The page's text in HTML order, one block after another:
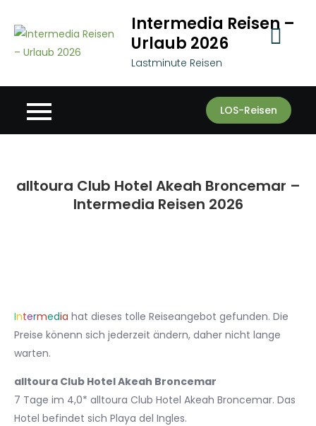
content
Intermedia Reisen –
Urlaub 2026
Lastminute Reisen
LOS-Reisen
alltoura Club Hotel Akeah Broncemar –
Intermedia Reisen 2026
Intermedia hat dieses tolle Reiseangebot gefunden. Die
Preise könenn sich jederzeit ändern, daher nicht lange
warten.
alltoura Club Hotel Akeah Broncemar
7 Tage im 4,0* alltoura Club Hotel Akeah Broncemar. Das
Hotel befindet sich Playa del Ingles.